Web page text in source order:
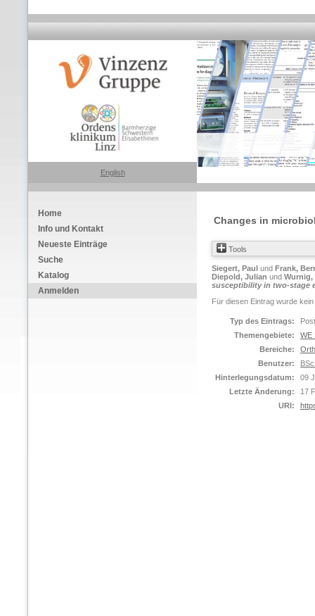
English
Home
Info und Kontakt
Neueste Einträge
Suche
Katalog
Anmelden
Changes in
Tools
Siegert, Paul und Frank,
Diepold, Julian und Wurnig,
susceptibility in two-stage
Für diesen Eintrag wurde
Typ des Eintrags:
Themengebiete:
WE
Bereiche:
Benutzer:
Hinterlegungsdatum:
09
Letzte Änderung:
17
URI: